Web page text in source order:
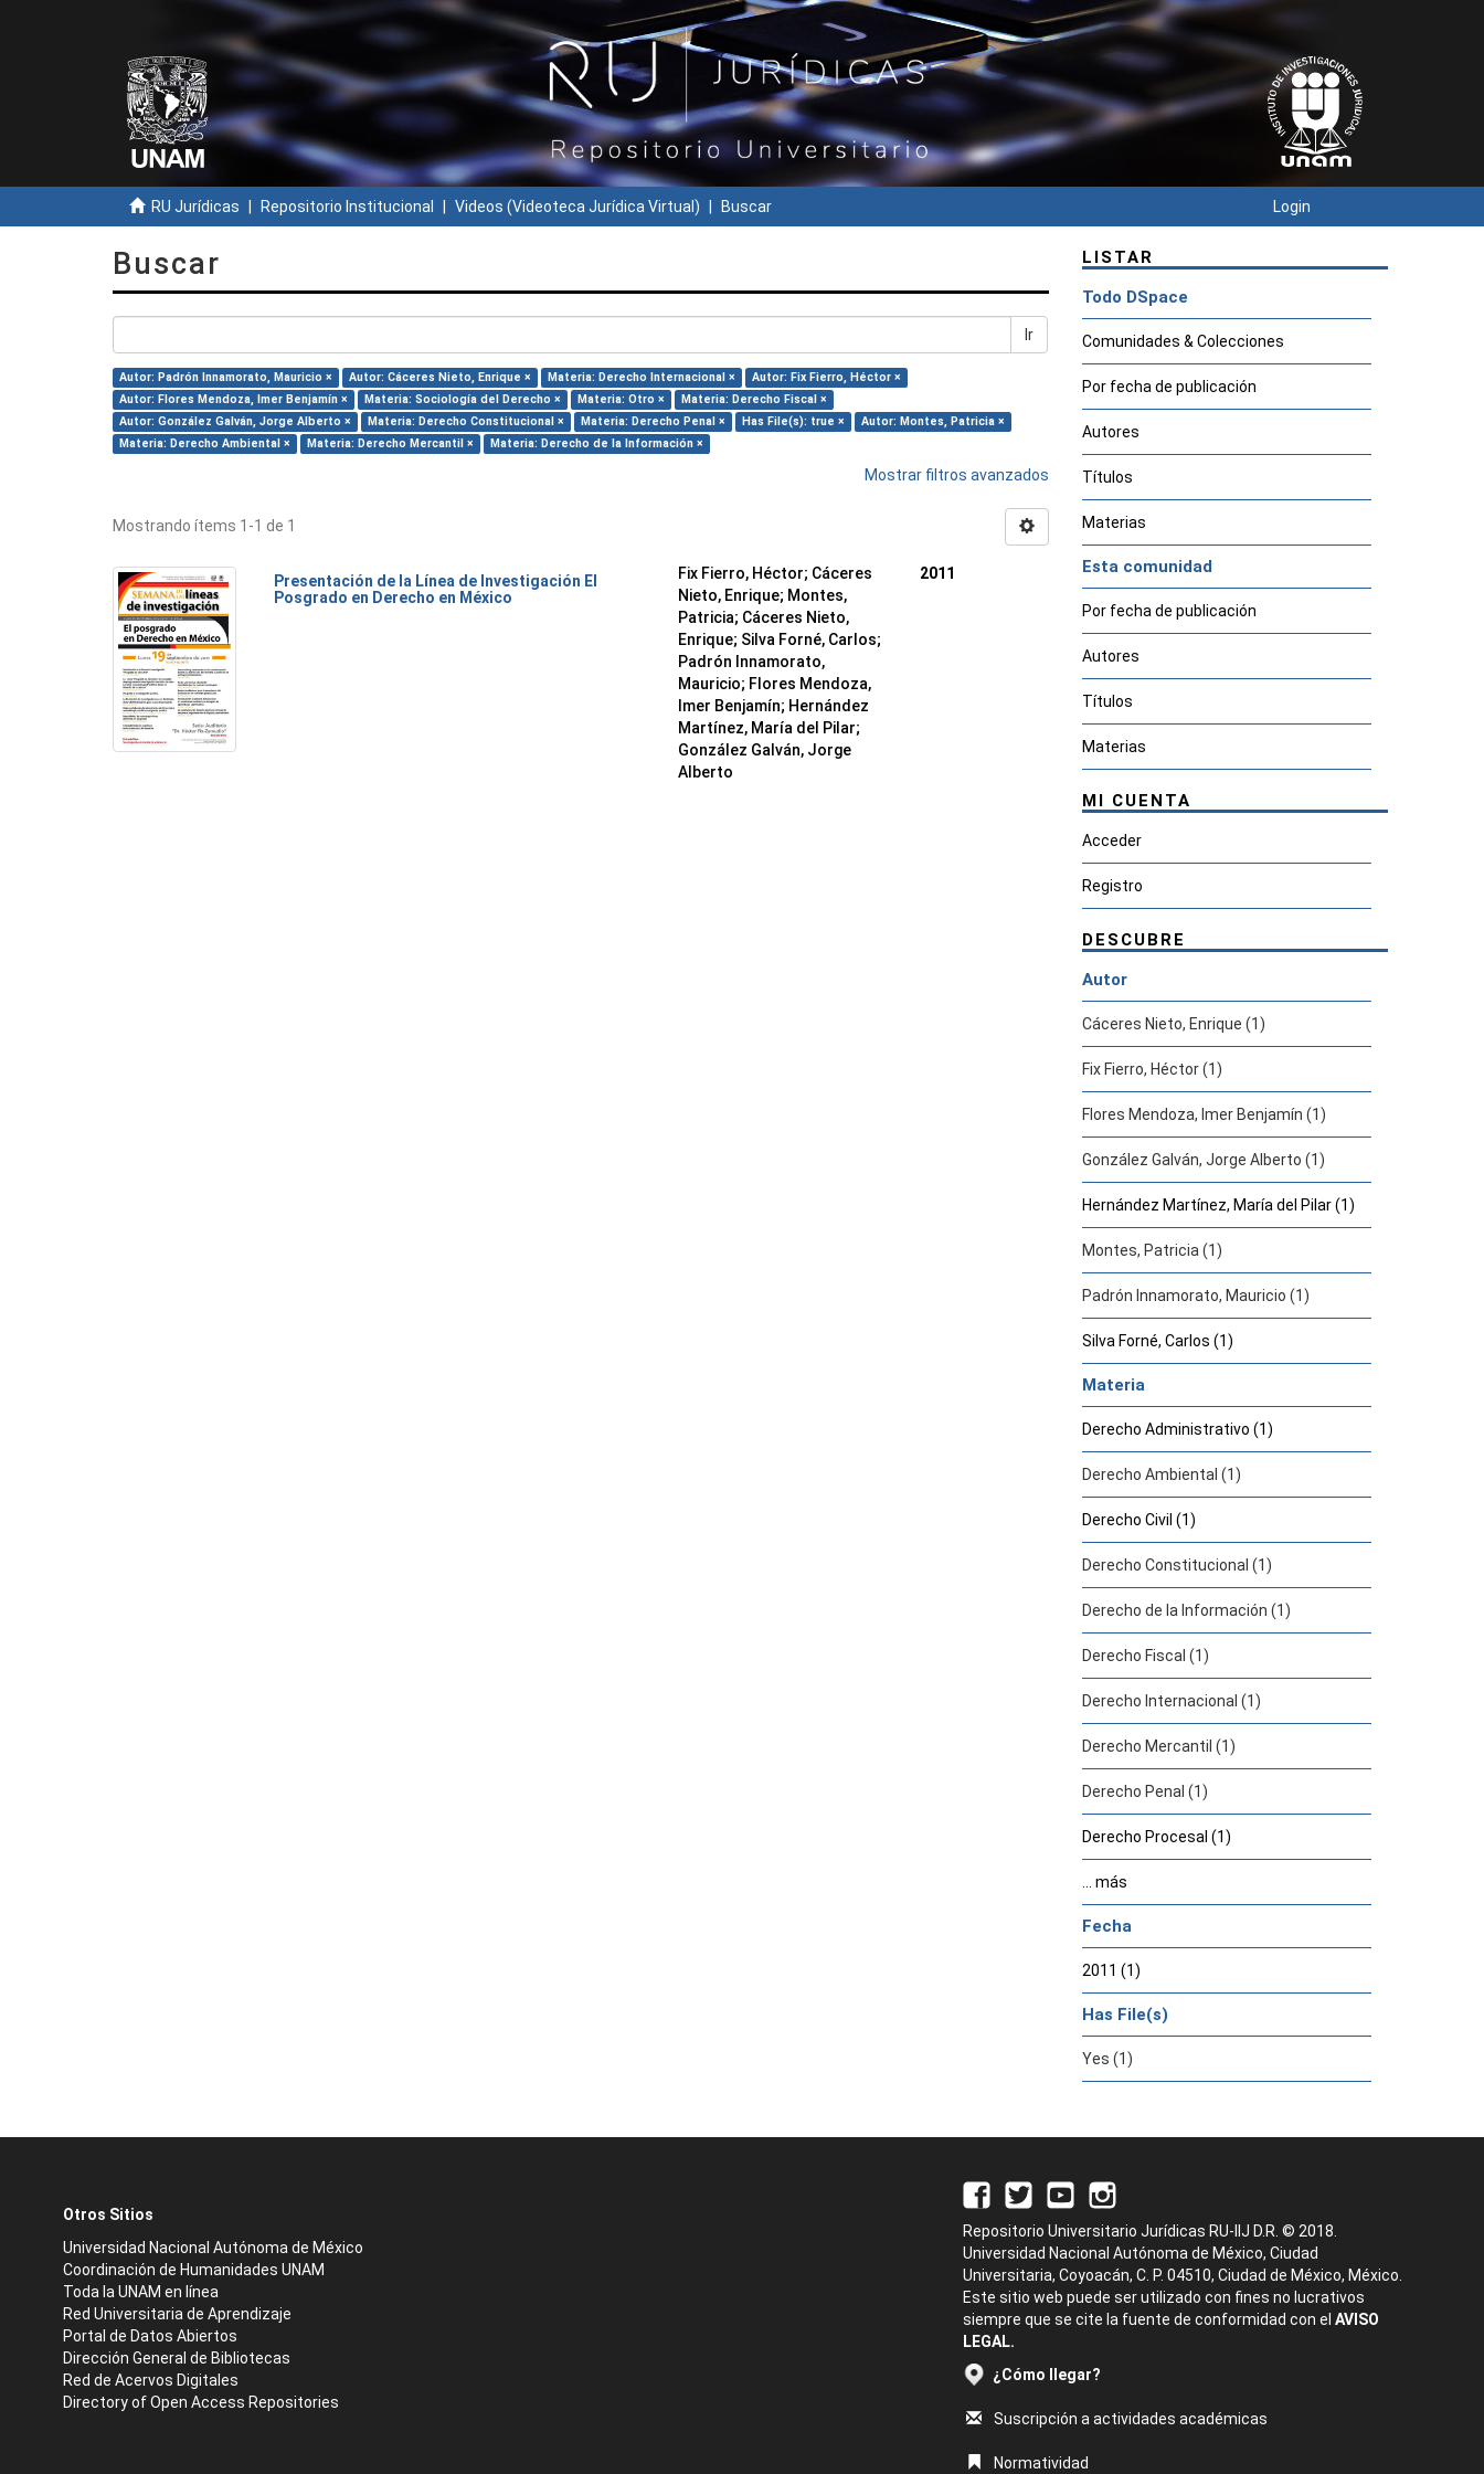
RU Jurídicas Repositorio Institucional Videos (Videoteca Jurídica Virtual) Buscar Login
Buscar
Ir
Autor: Padrón Innamorato, Mauricio × Autor: Cáceres Nieto, Enrique × Materia: Derecho Internacional ×
Autor: Fix Fierro, Héctor ×
Autor: Flores Mendoza, Imer Benjamín ×
Materia: Sociología del Derecho × Materia: Otro ×
Materia: Derecho Fiscal ×
Autor: González Galván, Jorge Alberto ×
Materia: Derecho Constitucional × Materia: Derecho Penal × Has File(s): true ×
Autor: Montes, Patricia ×
Materia: Derecho Ambiental ×
Materia: Derecho Mercantil × Materia: Derecho de la Información ×
Mostrar filtros avanzados
Mostrando ítems 1-1 de 1
Presentación de la Línea de Investigación El
Posgrado en Derecho en México
Fix Fierro, Héctor; Cáceres
Nieto, Enrique; Montes,
Patricia; Cáceres Nieto,
Enrique; Silva Forné, Carlos;
Padrón Innamorato,
Mauricio; Flores Mendoza,
Imer Benjamín; Hernández
Martínez, María del Pilar;
González Galván, Jorge
Alberto
2011
LISTAR
Todo DSpace
Comunidades & Colecciones
Por fecha de publicación
Autores
Títulos
Materias
Esta comunidad
Por fecha de publicación
Autores
Títulos
Materias
MI CUENTA
Acceder
Registro
DESCUBRE
Autor
Cáceres Nieto, Enrique (1)
Fix Fierro, Héctor (1)
Flores Mendoza, Imer Benjamín (1)
González Galván, Jorge Alberto (1)
Hernández Martínez, María del Pilar (1)
Montes, Patricia (1)
Padrón Innamorato, Mauricio (1)
Silva Forné, Carlos (1)
Materia
Derecho Administrativo (1)
Derecho Ambiental (1)
Derecho Civil (1)
Derecho Constitucional (1)
Derecho de la Información (1)
Derecho Fiscal (1)
Derecho Internacional (1)
Derecho Mercantil (1)
Derecho Penal (1)
Derecho Procesal (1)
... más
Fecha
2011 (1)
Has File(s)
Yes (1)
Otros Sitios
Universidad Nacional Autónoma de México
Coordinación de Humanidades UNAM
Toda la UNAM en línea
Red Universitaria de Aprendizaje
Portal de Datos Abiertos
Dirección General de Bibliotecas
Red de Acervos Digitales
Directory of Open Access Repositories
Repositorio Universitario Jurídicas RU-IIJ D.R. © 2018.
Universidad Nacional Autónoma de México, Ciudad
Universitaria, Coyoacán, C. P. 04510, Ciudad de México, México.
Este sitio web puede ser utilizado con fines no lucrativos
siempre que se cite la fuente de conformidad con el AVISO
LEGAL.
¿Cómo llegar?
Suscripción a actividades académicas
Normatividad